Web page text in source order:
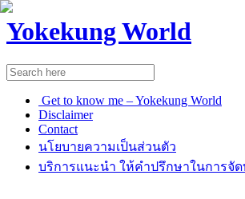
Yokekung World
Get to know me – Yokekung World
Disclaimer
Contact
นโยบายความเป็นส่วนตัว
บริการแนะนำ ให้คำปรึกษาในการจัด